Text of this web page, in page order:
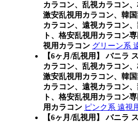
カラコン、乱視カラコン
激安乱視用カラコン、韓
カラコン、遠視カラコン
ト、格安乱視用カラコン
視用カラコン グリーン系
【6ヶ月/乱視用】 バニラ
カラコン、乱視カラコン
激安乱視用カラコン、韓
カラコン、遠視カラコン
ト、格安乱視用カラコン
用カラコン ピンク系 遠視
【6ヶ月/乱視用】 バニラ